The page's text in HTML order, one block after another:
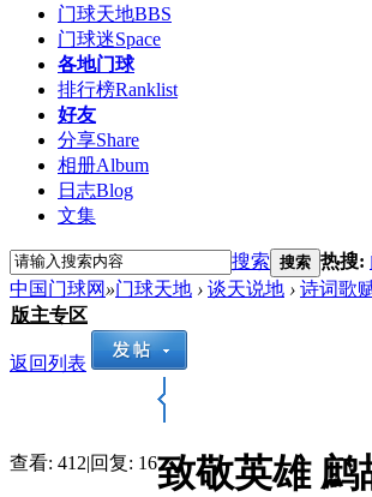
门球天地BBS
门球迷Space
各地门球
排行榜Ranklist
好友
分享Share
相册Album
日志Blog
文集
搜索 搜索 热搜:
中国门球网 »门球天地 › 谈天说地 › 诗词歌
版主专区
返回列表
查看: 412|回复: 16致敬英雄 鹧